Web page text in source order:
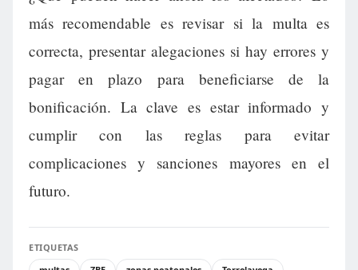
más recomendable es revisar si la multa es
correcta, presentar alegaciones si hay errores y
pagar en plazo para beneficiarse de la
bonificación. La clave es estar informado y
cumplir con las reglas para evitar
complicaciones y sanciones mayores en el
futuro.
ETIQUETAS